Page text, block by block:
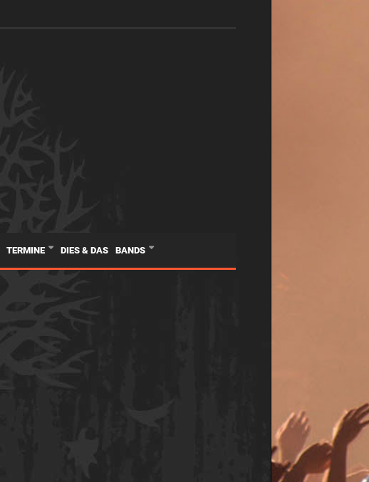
TERMINE DIES & DAS BANDS